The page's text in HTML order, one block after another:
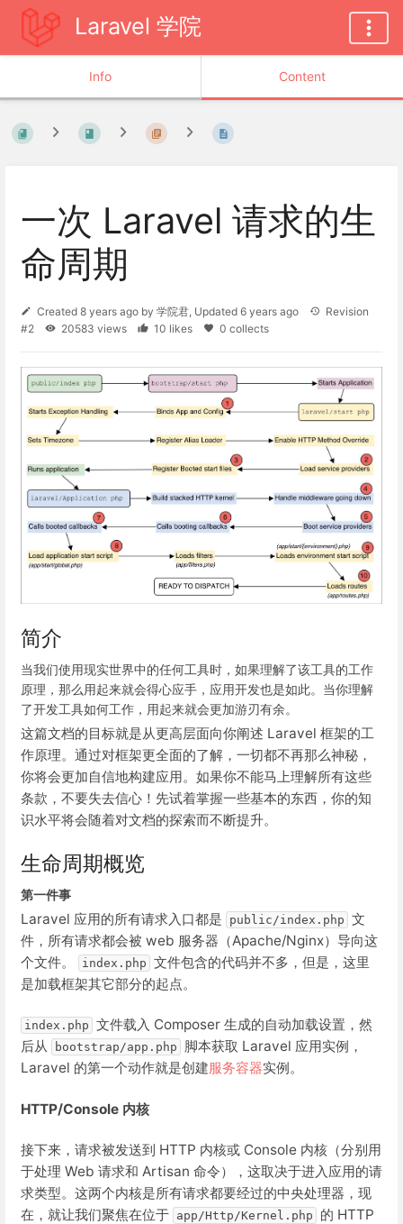
Laravel 学院
Info Content
一次 Laravel 请求的生
命周期
Created 8 years ago by 学院君, Updated 6 years ago
Revision
#2
20583 views 10 likes 0 collects
简介
当我们使用现实世界中的任何工具时，如果理解了该工具的工作
原理，那么用起来就会得心应手，应用开发也是如此。当你理解
了开发工具如何工作，用起来就会更加游刃有余。
这篇文档的目标就是从更高层面向你阐述 Laravel 框架的工
作原理。通过对框架更全面的了解，一切都不再那么神秘，
你将会更加自信地构建应用。如果你不能马上理解所有这些
条款，不要失去信心！先试着掌握一些基本的东西，你的知
识水平将会随着对文档的探索而不断提升。
生命周期概览
第一件事
Laravel 应用的所有请求入口都是 public/index.php 文
件，所有请求都会被 web 服务器（Apache/Nginx）导向这
个文件。
index.php 文件包含的代码并不多，但是，这里
是加载框架其它部分的起点。
index.php 文件载入 Composer 生成的自动加载设置，然
后从
bootstrap/app.php
脚本获取 Laravel 应用实例，
Laravel 的第一个动作就是创建服务容器实例。
HTTP/Console 内核
接下来，请求被发送到 HTTP 内核或 Console 内核（分别用
于处理 Web 请求和 Artisan 命令），这取决于进入应用的请
求类型。这两个内核是所有请求都要经过的中央处理器，现
在，就让我们聚焦在位于 app/Http/Kernel.php
的 HTTP